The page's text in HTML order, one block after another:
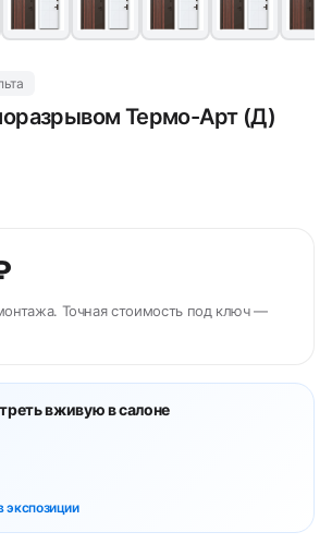
Термо-Арт (Д)
Точная стоимость под ключ —
вживую в салоне
экспозиции